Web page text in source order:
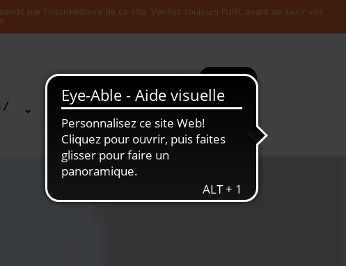
par l'intermédiaire de ce site. Vérifiez toujours l'URL avant de saisir vos
Recherche Plus
/
Toute
L'Economie